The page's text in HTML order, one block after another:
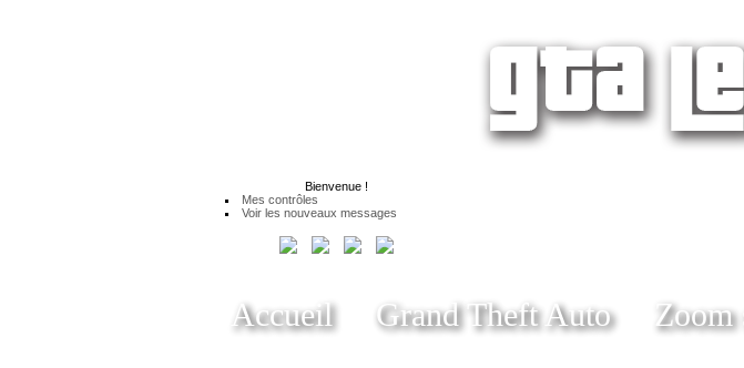
Bienvenue !
Mes contrôles
Voir les nouveaux messages
Accueil Grand Theft Auto